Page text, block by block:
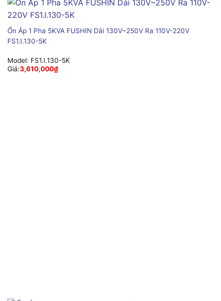
Ổn Áp 1 Pha 5KVA FUSHIN Dải 130V~250V Ra 110V-220V
FS1.I.130-5K
Model: FS1.I.130-5K
Giá:3,610,000₫